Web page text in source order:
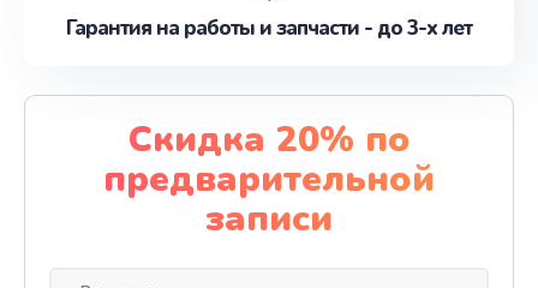
Гарантия на работы и запчасти - до 3-х лет
Скидка 20% по
предварительной
записи